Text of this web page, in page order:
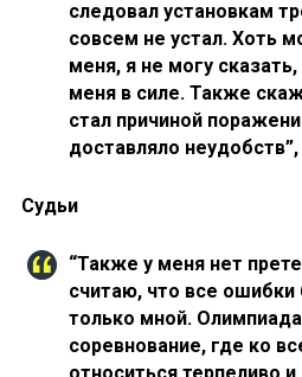
следовал установкам
совсем не устал. Хоть
меня, я не могу
меня в силе. Также
стал причиной
доставляло неудобств”,
Судьи
“Также у меня нет
считаю, что все
только мной.
соревнование, где ко
относиться терпеливо